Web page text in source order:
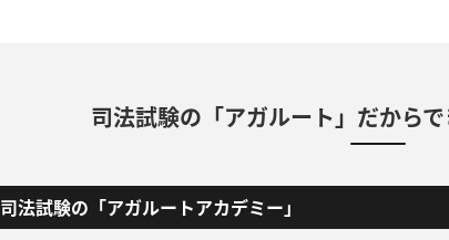
司法試験の「アガルート」だから
司法試験の「アガルートアカデミー」